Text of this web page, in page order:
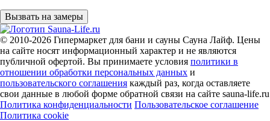
Вызвать на замеры
© 2010-2026 Гипермаркет для бани и сауны Сауна Лайф. Цены
на сайте носят информационный характер и не являются
публичной офертой. Вы принимаете условия политики в
отношении обработки персональных данных и
пользовательского соглашения каждый раз, когда оставляете
свои данные в любой форме обратной связи на сайте sauna-life.ru
Политика конфиденциальности Пользовательское соглашение
Политика cookie